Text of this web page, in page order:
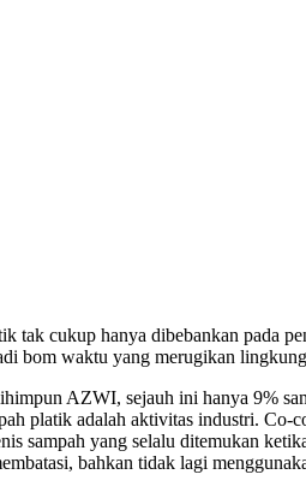
bom waktu yang merugikan
AZWI, sejauh ini hanya 9%
platik adalah aktivitas industri. Co-
sampah yang selalu ditemukan
bahkan tidak lagi